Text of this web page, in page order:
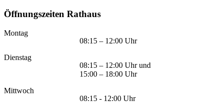
Öffnungszeiten Rathaus
Montag
08:15 – 12:00 Uhr
Dienstag
08:15 – 12:00 Uhr und
15:00 – 18:00 Uhr
Mittwoch
08:15 - 12:00 Uhr